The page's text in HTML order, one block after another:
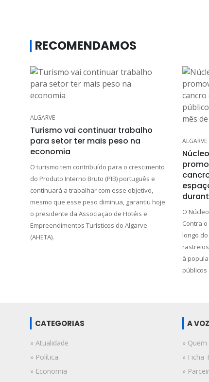
RECOMENDAMOS
ALGARVE
Turismo vai continuar trabalho
para setor ter mais peso na
economia
O turismo tem contribuído para o crescimento
do Produto Interno Bruto (PIB) português e
continuará a trabalhar com esse objetivo,
mesmo que esse peso diminua, garantiu hoje
o presidente da Associação de Hotéis e
Empreendimentos Turísticos do Algarve
(AHETA).
ALGARVE
O
Contra o
longo
à
públicos
CATEGORIAS
» Atualidade
» Política
» Economia
A
»
» Ficha
»